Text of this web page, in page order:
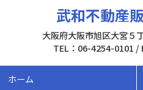
武和不動産
大阪府大阪市旭区大宮５
TEL：06-4254-0101 /
ホーム